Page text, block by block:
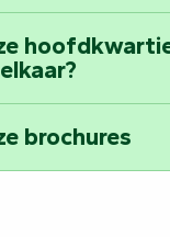
brochures
Mijn rol is
maken!
volledige
er om je te
van content,
bij het
media.